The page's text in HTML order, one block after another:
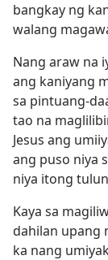
bangkay ng
walang
Nang araw na
ang kaniyang
sa pintuang-
tao na
Jesus ang
ang puso niya
niya itong
Kaya sa
dahilan upang
ka nang